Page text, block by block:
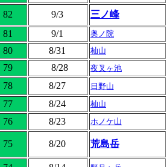
82 9/3
三ノ峰
81
9/1 奥ノ院
80 8/31 杣山
79 8/28 夜叉ヶ池
78 8/27 日野山
77 8/24 杣山
76 8/23 ホノケ山
75 8/20 荒島岳